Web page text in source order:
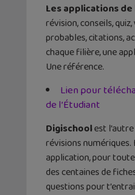
Les applications de
révision, conseils,
probables, citations,
chaque filière, une
Une référence.
Lien pour
de l’Étudiant
Digischoolest
révisions numériques.
application, pour
des centaines de
questions pour